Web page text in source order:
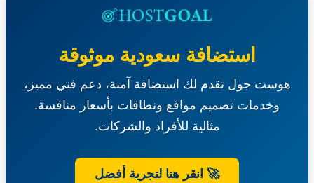
استضافة سعودية موثوقة
هوست جول تقدم لك استضافة آمنة، دعم فني مميز،
وخدمات تصميم مواقع ونطاقات بأسعار منافسة.
مثالية للأفراد والشركات.
🚀 انقر هنا لتجربة أفضل